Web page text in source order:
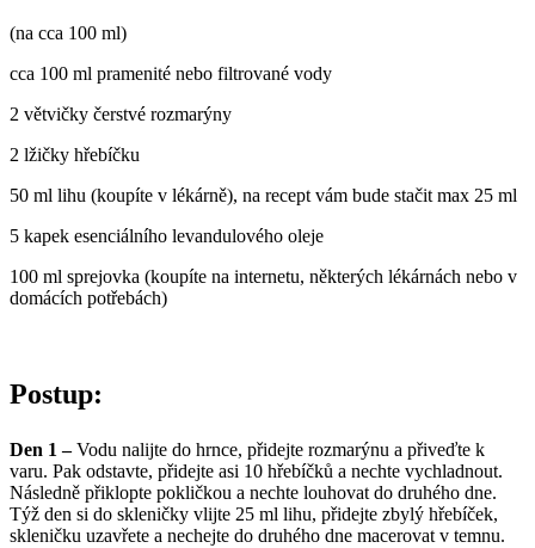
(na cca 100 ml)
cca 100 ml pramenité nebo filtrované vody
2 větvičky čerstvé rozmarýny
2 lžičky hřebíčku
50 ml lihu (koupíte v lékárně), na recept vám bude stačit max 25 ml
5 kapek esenciálního levandulového oleje
100 ml sprejovka (koupíte na internetu, některých lékárnách nebo v
domácích potřebách)
Postup:
Den 1 –Vodu nalijte do hrnce, přidejte rozmarýnu a přiveďte k
varu. Pak odstavte, přidejte asi 10 hřebíčků a nechte vychladnout.
Následně přiklopte pokličkou a nechte louhovat do druhého dne.
Týž den si do skleničky vlijte 25 ml lihu, přidejte zbylý hřebíček,
skleničku uzavřete a nechejte do druhého dne macerovat v temnu.